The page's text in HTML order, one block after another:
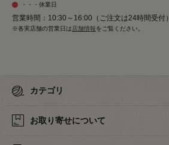
・・・休業日
営業時間：10:30～16:00（ご注文は24時間受付）
※各実店舗の営業日は 店舗情報をご覧ください。
カテゴリ
お取り寄せについて